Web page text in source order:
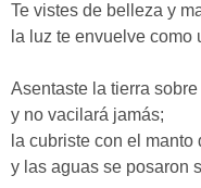
Te vistes de belleza y
la luz te envuelve como
Asentaste la tierra
y no vacilará jamás;
la cubriste con el manto
y las aguas se posaron